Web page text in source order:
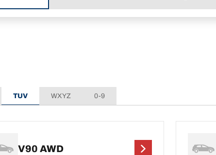
TUV WXYZ 0-9
V90 AWD